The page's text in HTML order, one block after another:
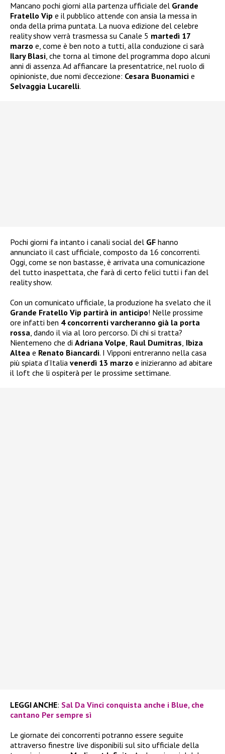
Mancano pochi giorni alla partenza ufficiale del Grande
Fratello Vip e il pubblico attende con ansia la messa in
onda della prima puntata. La nuova edizione del celebre
reality show verrà trasmessa su Canale 5 martedì 17
marzo e, come è ben noto a tutti, alla conduzione ci sarà
Ilary Blasi, che torna al timone del programma dopo alcuni
anni di assenza. Ad affiancare la presentatrice, nel ruolo di
opinioniste, due nomi d’eccezione: Cesara Buonamici e
Selvaggia Lucarelli.
Pochi giorni fa intanto i canali social del GF hanno
annunciato il cast ufficiale, composto da 16 concorrenti.
Oggi, come se non bastasse, è arrivata una comunicazione
del tutto inaspettata, che farà di certo felici tutti i fan del
reality show.
Con un comunicato ufficiale, la produzione ha svelato che il
Grande Fratello Vip partirà in anticipo! Nelle prossime
ore infatti ben 4 concorrenti varcheranno già la porta
rossa, dando il via al loro percorso. Di chi si tratta?
Nientemeno che di Adriana Volpe, Raul Dumitras, Ibiza
Altea e Renato Biancardi. I Vipponi entreranno nella casa
più spiata d’Italia venerdì 13 marzo e inizieranno ad abitare
il loft che li ospiterà per le prossime settimane.
LEGGI ANCHE: Sal Da Vinci conquista anche i Blue, che
cantano Per sempre sì
Le giornate dei concorrenti potranno essere seguite
attraverso finestre live disponibili sul sito ufficiale della